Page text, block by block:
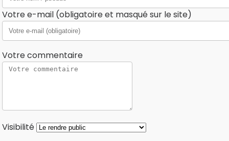
Votre e-mail (obligatoire et masqué sur le site)
Votre commentaire
Visibilité